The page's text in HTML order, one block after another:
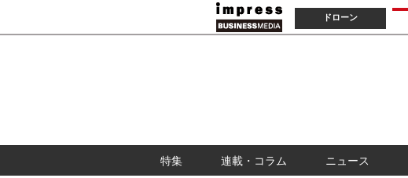
ドローン
特集 連載・コラム ニュース